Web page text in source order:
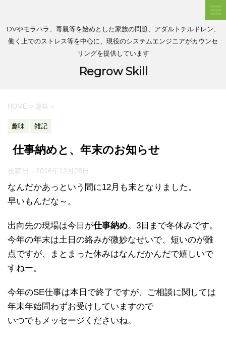
DVやモラハラ、毒親等を始めとした家族の問題、アダルトチルドレン、
働く上でのストレス等を中心に、現役のシステムエンジニアがカウンセ
リングを提供しています
Regrow Skill
HOME > 趣味 >
趣味 雑記
仕事納めと、年末のお知らせ
投稿日： 2016年12月28日
なんだかあっという間に12月も末となりました。
早いもんだな～。
出向先の現場は今日が仕事納め。3日まで冬休みです。
今年の年末は土日の絡みが微妙なせいで、短いのが難
点ですが、まとまった休みはなんだかんだで嬉しいで
すねー。
今年のSE仕事は本日で終了ですが、ご相談に関しては
年末年始問わずお受けしていますので
いつでもメッセージくださいね。